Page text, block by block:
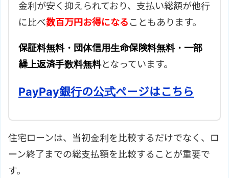
金利が安く抑えられており、支払い総額が他行
に比べ数百万円お得になる こともあります。
保証料無料・団体信用生命保険料無料・一部
繰上返済手数料無料となっています。
PayPay銀行の公式ページはこちら
住宅ローンは、当初金利を比較するだけでなく、ロ
ーン終了までの総支払額を比較することが重要で
す。